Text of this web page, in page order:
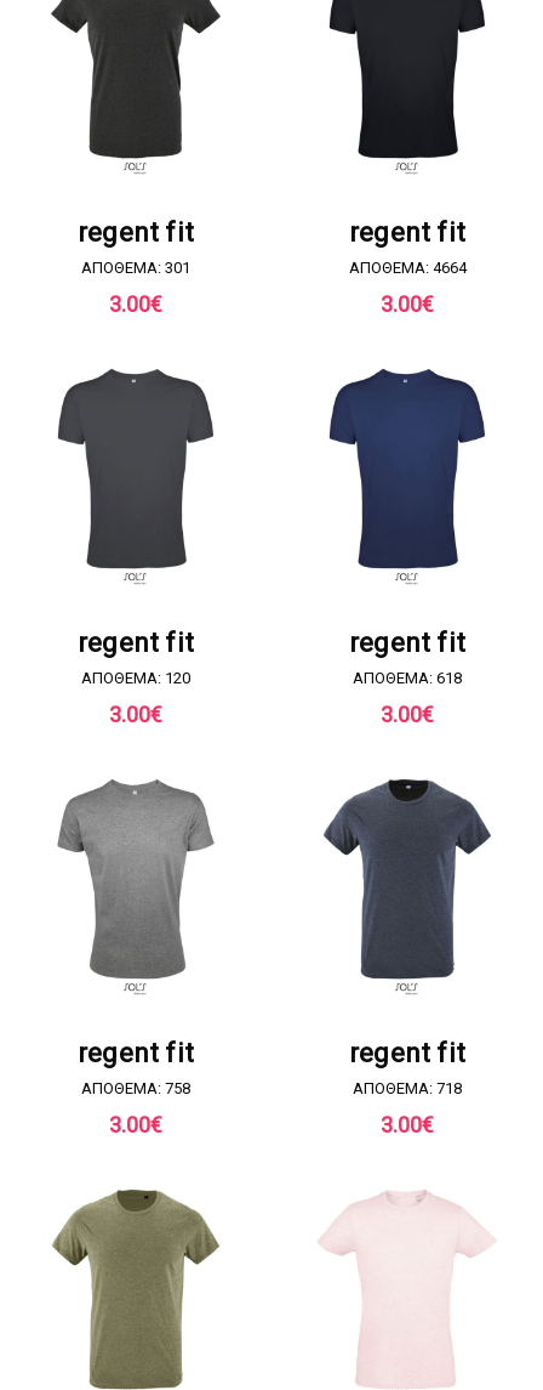
regent fit
ΑΠΟΘΕΜΑ: 301
3.00€
regent fit
ΑΠΟΘΕΜΑ: 4664
3.00€
regent fit
ΑΠΟΘΕΜΑ: 120
3.00€
regent fit
ΑΠΟΘΕΜΑ: 618
3.00€
regent fit
ΑΠΟΘΕΜΑ: 758
3.00€
regent fit
ΑΠΟΘΕΜΑ: 718
3.00€